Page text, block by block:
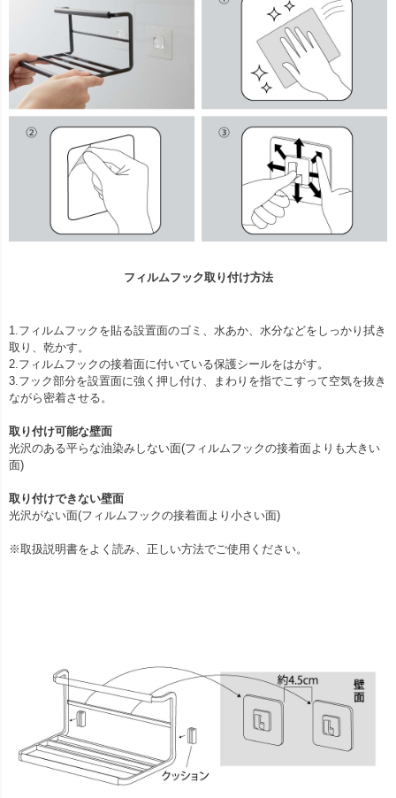
フィルムフック取り付け方法
1.フィルムフックを貼る設置面のゴミ、水あか、水分などをしっかり拭き
取り、乾かす。
2.フィルムフックの接着面に付いている保護シールをはがす。
3.フック部分を設置面に強く押し付け、まわりを指でこすって空気を抜き
ながら密着させる。
取り付け可能な壁面
光沢のある平らな油染みしない面(フィルムフックの接着面よりも大きい
面)
取り付けできない壁面
光沢がない面(フィルムフックの接着面より小さい面)
※取扱説明書をよく読み、正しい方法でご使用ください。